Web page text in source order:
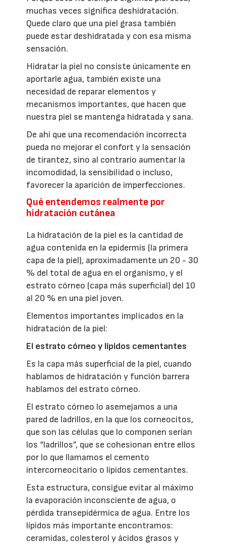
muchas veces significa deshidratación.
Quede claro que una piel grasa también
puede estar deshidratada y con esa misma
sensación.
Hidratar la piel no consiste únicamente en
aportarle agua, también existe una
necesidad de reparar elementos y
mecanismos importantes, que hacen que
nuestra piel se mantenga hidratada y sana.
De ahí que una recomendación incorrecta
pueda no mejorar el confort y la sensación
de tirantez, sino al contrario aumentar la
incomodidad, la sensibilidad o incluso,
favorecer la aparición de imperfecciones.
Qué entendemos realmente por
hidratación cutánea
La hidratación de la piel es la cantidad de
agua contenida en la epidermis (la primera
capa de la piel), aproximadamente un 20 - 30
% del total de agua en el organismo, y el
estrato córneo (capa más superficial) del 10
al 20 % en una piel joven.
Elementos importantes implicados en la
hidratación de la piel:
El estrato córneo y lípidos cementantes
Es la capa más superficial de la piel, cuando
hablamos de hidratación y función barrera
hablamos del estrato córneo.
El estrato córneo lo asemejamos a una
pared de ladrillos, en la que los corneocitos,
que son las células que lo componen serían
los “ladrillos”, que se cohesionan entre ellos
por lo que llamamos el cemento
intercorneocitario o lípidos cementantes.
Esta estructura, consigue evitar al máximo
la evaporación inconsciente de agua, o
pérdida transepidérmica de agua. Entre los
lípidos más importante encontramos:
ceramidas, colesterol y ácidos grasos y